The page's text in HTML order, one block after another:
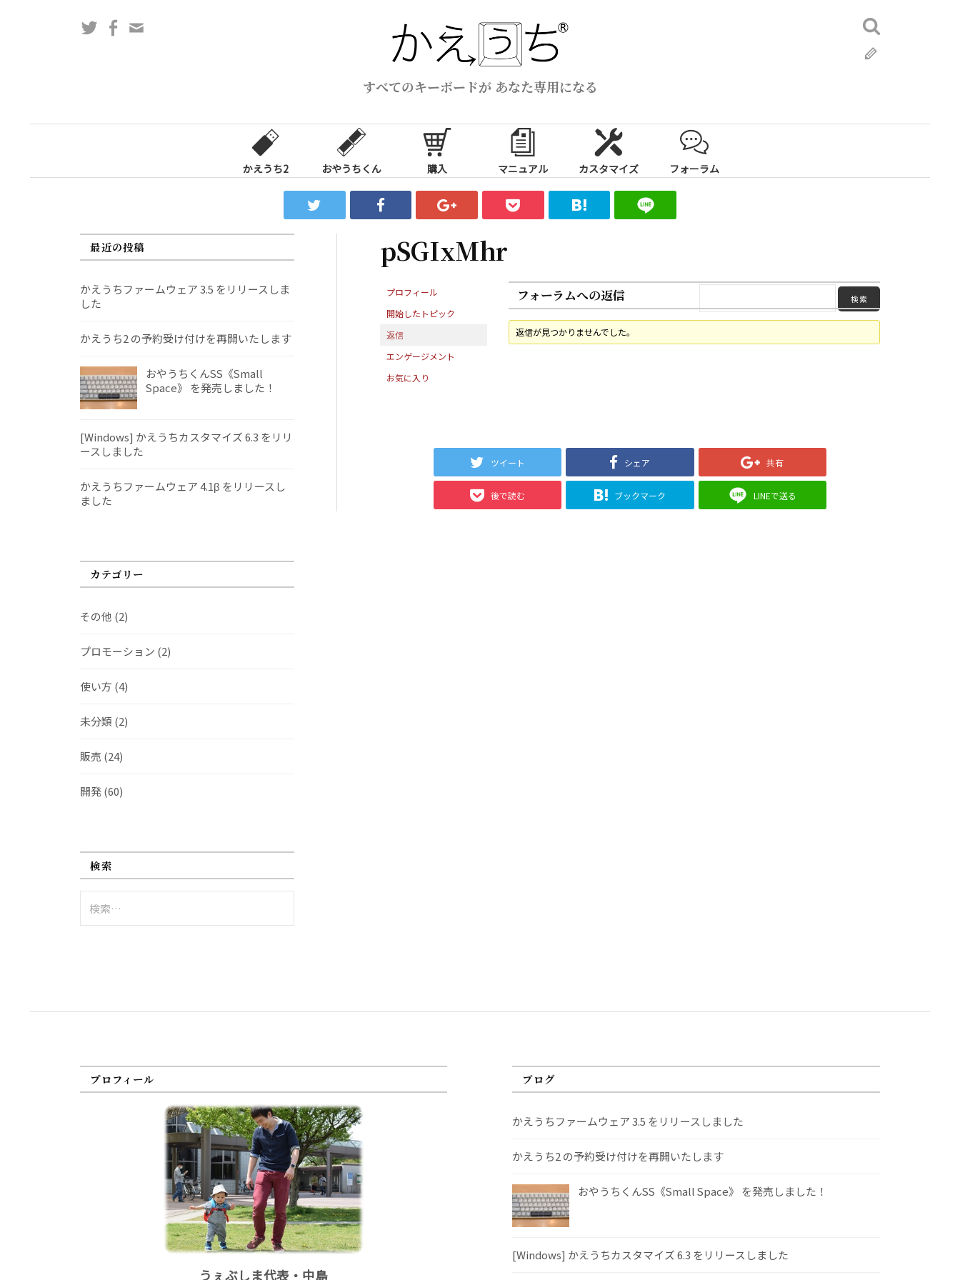
ス
すべてのキーボードが あなた専用になる
TwitterFacebook
検
索:
かえうち2 おやうちくん 購入 マニュアル カスタマイズ フォーラム
pSGIxMhr
プロフィール
開始したトピック
返信
エンゲージメント
お気に入り
フォーラムへの返信
返信が見つかりませんでした。
ツイート シェア 共有
後で読む ブックマーク LINEで送る
最近の投稿
かえうちファームウェア 3.5 をリリースしま
した
かえうち2 の予約受け付けを再開いたします
おやうちくんSS《Small
Space》 を発売しました！
[Windows] かえうちカスタマイズ 6.3 をリリ
ースしました
かえうちファームウェア 4.1β をリリースし
ました
カテゴリー
その他 (2)
プロモーション (2)
使い方 (4)
未分類 (2)
販売 (24)
開発(60)
検索
索:
プロフィール
うぇぶしま代表・中島
ブログ
かえうちファームウェア 3.5 をリリースしました
かえうち2 の予約受け付けを再開いたします
おやうちくんSS《Small Space》 を発売しました！
[Windows] かえうちカスタマイズ 6.3 をリリースしました